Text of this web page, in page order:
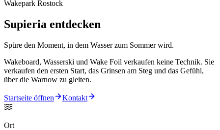
Wakepark Rostock
Supieria entdecken
Spüre den Moment, in dem Wasser zum Sommer wird.
Wakeboard, Wasserski und Wake Foil verkaufen keine Technik. Sie
verkaufen den ersten Start, das Grinsen am Steg und das Gefühl,
über die Warnow zu gleiten.
Startseite öffnen Kontakt
Ort